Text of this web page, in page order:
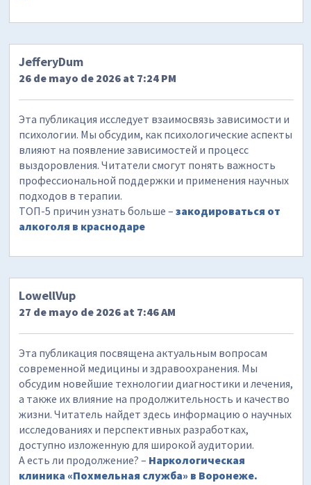
JefferyDum
26 de mayo de 2026 at 7:24 PM
Эта публикация исследует взаимосвязь зависимости и
психологии. Мы обсудим, как психологические аспекты
влияют на появление зависимостей и процесс
выздоровления. Читатели смогут понять важность
профессиональной поддержки и применения научных
подходов в терапии.
ТОП-5 причин узнать больше –закодироваться от
алкоголя в краснодаре
LowellVup
27 de mayo de 2026 at 7:46 AM
Эта публикация посвящена актуальным вопросам
современной медицины и здравоохранения. Мы
обсудим новейшие технологии диагностики и лечения,
а также их влияние на продолжительность и качество
жизни. Читатель найдет здесь информацию о научных
исследованиях и перспективных разработках,
доступно изложенную для широкой аудитории.
А есть ли продолжение? – Наркологическая
клиника «Похмельная служба» в Воронеже.